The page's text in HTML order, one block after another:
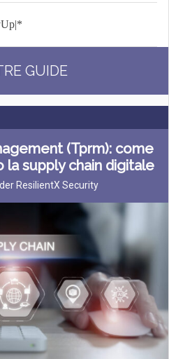
GUIDE
(Tprm): come
supply chain digitale
ResilientX Security